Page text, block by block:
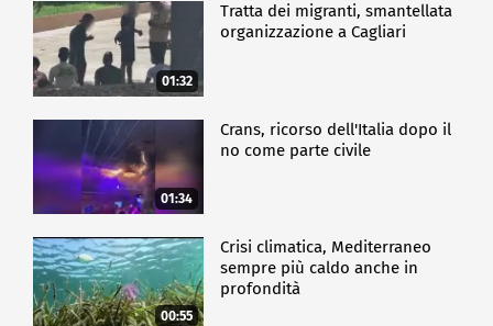
01:32
Tratta dei migranti, smantellata
organizzazione a Cagliari
01:34
Crans, ricorso dell'Italia dopo il
no come parte civile
00:55
Crisi climatica, Mediterraneo
sempre più caldo anche in
profondità